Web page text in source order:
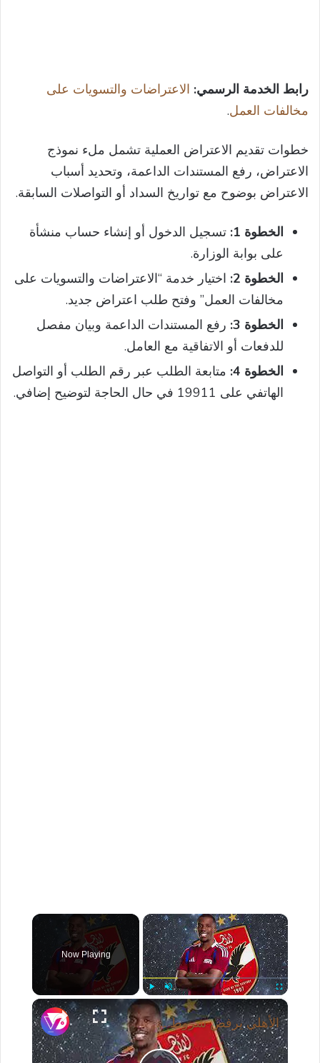
رابط الخدمة الرسمي: الاعتراضات والتسويات على
مخالفات العمل.
خطوات تقديم الاعتراض العملية تشمل ملء نموذج
الاعتراض، رفع المستندات الداعمة، وتحديد أسباب
الاعتراض بوضوح مع تواريخ السداد أو التواصلات السابقة.
الخطوة 1:
تسجيل الدخول أو إنشاء حساب منشأة
على بوابة الوزارة.
الخطوة 2:
اختيار خدمة “الاعتراضات والتسويات على
مخالفات العمل” وفتح طلب اعتراض جديد.
الخطوة 3:
رفع المستندات الداعمة وبيان مفصل
للدفعات أو الاتفاقية مع العامل.
الخطوة 4:
متابعة الطلب عبر رقم الطلب أو التواصل
الهاتفي على 19911 في حال الحاجة لتوضيح إضافي.
×
Play Unmute Fullscreen
Now Playing
×
الأهلي يرفض شروط كوتيسا مطالبات بالتخفيض لإتمام الصفقة في الصيف